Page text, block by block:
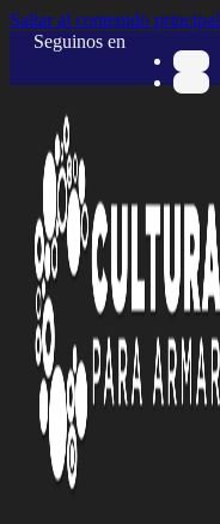
Saltar al contenido principal
Seguinos en